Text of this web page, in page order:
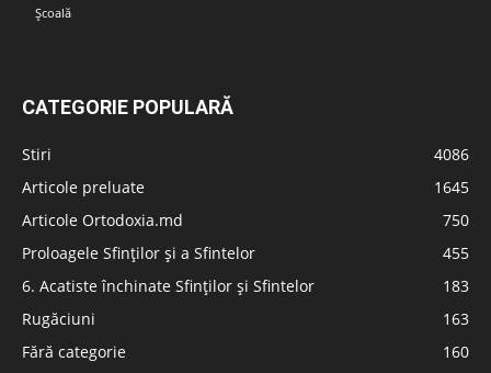
Școală
CATEGORIE POPULARĂ
Stiri
4086
Articole preluate
1645
Articole Ortodoxia.md
750
Proloagele Sfinților și a Sfintelor
455
6. Acatiste închinate Sfinților și Sfintelor
183
Rugăciuni
163
Fără categorie
160